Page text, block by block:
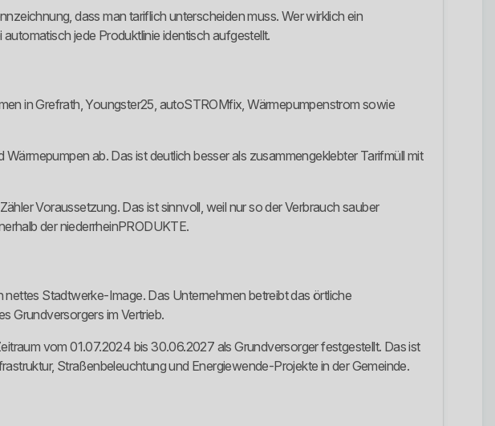
dass man tariflich unterscheiden muss. Wer wirklich ein
jede Produktlinie identisch aufgestellt.
in Grefrath, Youngster25, autoSTROMfix, Wärmepumpenstrom sowie
ab. Das ist deutlich besser als zusammengeklebter Tarifmüll mit
Voraussetzung. Das ist sinnvoll, weil nur so der Verbrauch sauber
der niederrheinPRODUKTE.
Stadtwerke-Image. Das Unternehmen betreibt das örtliche
Grundversorgers im Vertrieb.
vom 01.07.2024 bis 30.06.2027 als Grundversorger festgestellt. Das ist
Straßenbeleuchtung und Energiewende-Projekte in der Gemeinde.